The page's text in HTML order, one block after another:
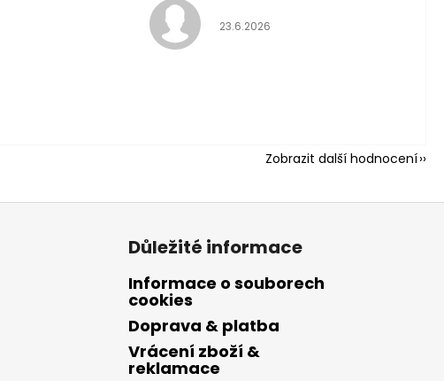
5 hvězdiček.
obchodu je 5 z 5
Hodnocení
23.6.2026
Zobrazit další hodnocení
Důležité informace
Informace o souborech
cookies
Doprava & platba
Vrácení zboží &
reklamace